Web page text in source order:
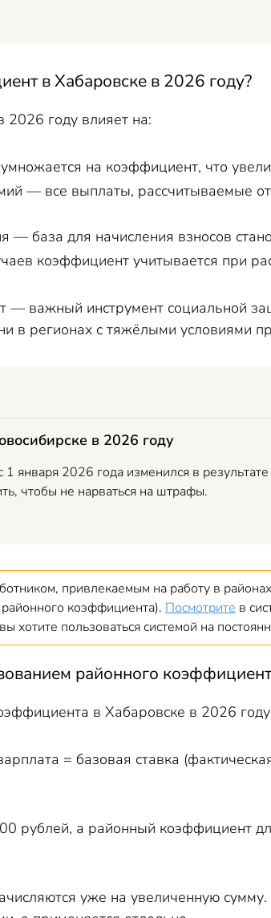
в Хабаровске в 2026 году?
году влияет на:
на коэффициент, что
— все выплаты, рассчитываемые
— база для начисления взносов
коэффициент учитывается при
— важный инструмент социальной
в регионах с тяжёлыми условиями
в 2026 году
января 2026 года изменился в
чтобы не нарваться на штрафы.
привлекаемым на работу в
коэффициента). Посмотрите в
хотите пользоваться системой на
районного
в Хабаровске в 2026
= базовая ставка
рублей, а районный коэффициент
уже на увеличенную